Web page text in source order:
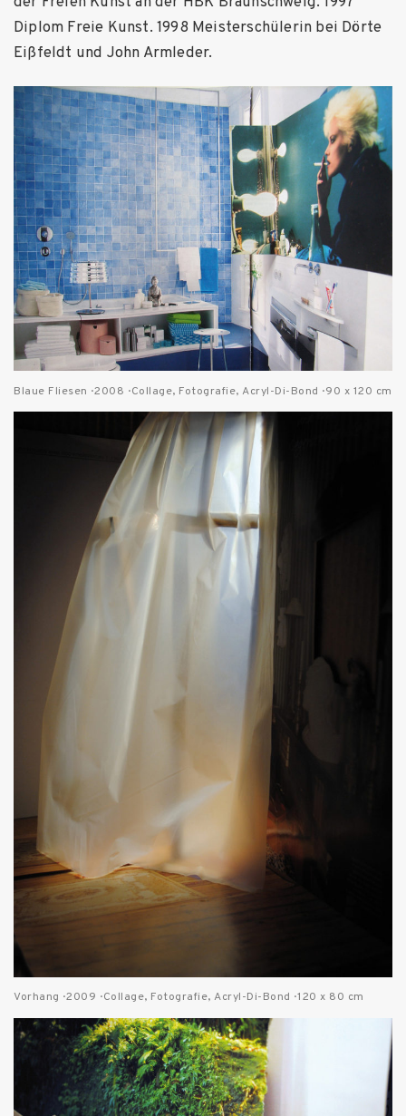
Diplom Freie Kunst. 1998 Meisterschülerin bei Dörte
Eißfeldt und John Armleder.
Blaue Fliesen · 2008 · Collage, Fotografie, Acryl-Di-Bond · 90 x 120 cm
Vorhang · 2009 · Collage, Fotografie, Acryl-Di-Bond · 120 x 80 cm